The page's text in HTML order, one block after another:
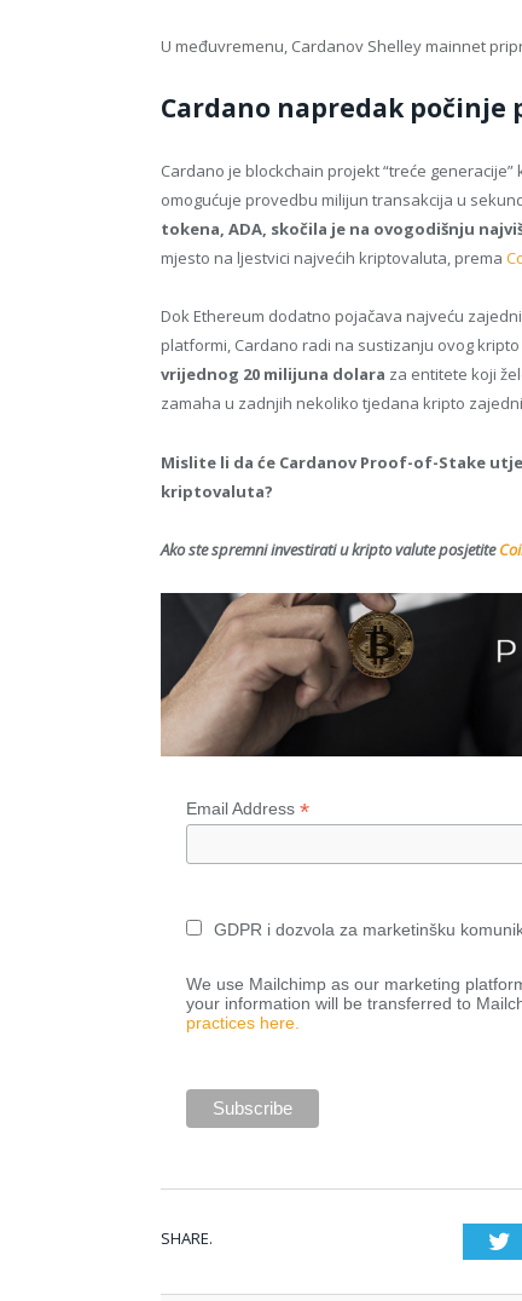
U međuvremenu, Cardanov Shelley mainnet
Cardano napredak
Cardano je blockchain projekt “treće generacije”
omogućuje provedbu milijun transakcija u
tokena, ADA, skočila je na ovogodišnju
mjesto na ljestvici najvećih kriptovaluta, prema
Dok Ethereum dodatno pojačava najveću
platformi, Cardano radi na sustizanju ovog
vrijednog 20 milijuna dolara za entitete koji
zamaha u zadnjih nekoliko tjedana kripto
Mislite li da će Cardanov Proof-of-Stake
kriptovaluta?
Ako ste spremni investirati u kripto valute posjetite
Email Address*
GDPR i dozvola za marketinšku
We use Mailchimp as our marketing
your information will be transferred to
practices here.
SHARE.